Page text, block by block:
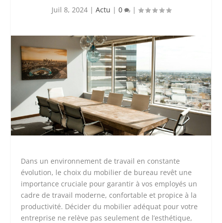
Juil 8, 2024| Actu | 0 |
Dans un environnement de travail en constante
évolution, le choix du mobilier de bureau revêt une
importance cruciale pour garantir à vos employés un
cadre de travail moderne, confortable et propice à la
productivité. Décider du mobilier adéquat pour votre
entreprise ne relève pas seulement de l’esthétique,